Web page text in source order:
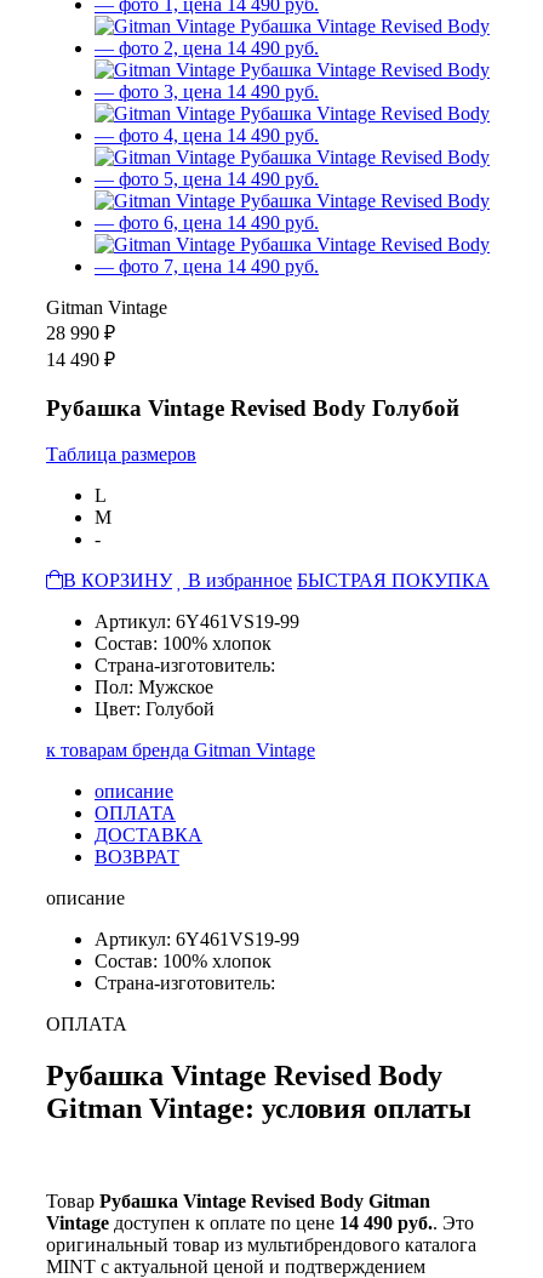
Gitman Vintage
28 990 ₽
14 490 ₽
Рубашка Vintage Revised Body Голубой
Таблица размеров
L
M
-
В КОРЗИНУ
В избранное БЫСТРАЯ ПОКУПКА
Артикул: 6Y461VS19-99
Состав: 100% хлопок
Страна-изготовитель:
Пол: Мужское
Цвет: Голубой
к товарам бренда Gitman Vintage
описание
ОПЛАТА
ДОСТАВКА
ВОЗВРАТ
описание
Артикул: 6Y461VS19-99
Состав: 100% хлопок
Страна-изготовитель:
ОПЛАТА
Рубашка Vintage Revised Body
Gitman Vintage: условия оплаты
Товар Рубашка Vintage Revised Body Gitman
Vintage доступен к оплате по цене 14 490 руб.. Это
оригинальный товар из мультибрендового каталога
MINT с актуальной ценой и подтверждением